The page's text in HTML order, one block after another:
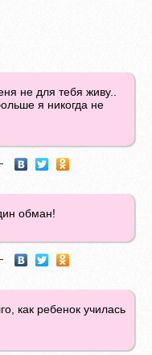
не для тебя живу..
я никогда не
обман!
как ребенок училась